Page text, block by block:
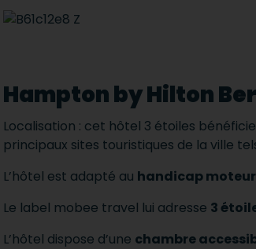
Hampton by Hilton
Localisation : cet hôtel 3 étoiles
principaux sites touristiques de la ville
L’hôtel est adapté au handicap
Le label mobee travel lui adresse 3
L’hôtel dispose d’une chambre